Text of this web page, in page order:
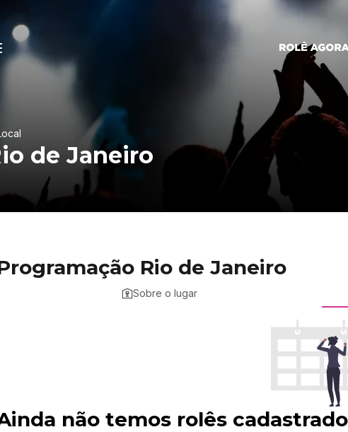
de Janeiro
Rio de Janeiro
Sobre o lugar
não temos rolês